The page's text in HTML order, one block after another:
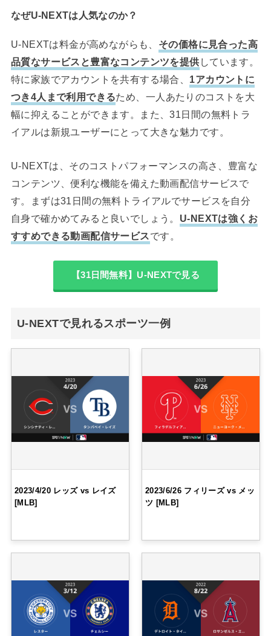
なぜU-NEXTは人気なのか？
U-NEXTは料金が高めながらも、 その価格に見合った高
品質なサービスと豊富なコンテンツを提供 しています。
特に家族でアカウントを共有する場合、 1アカウントに
つき4人まで利用できるため、一人あたりのコストを大
幅に抑えることができます。また、31日間の無料トラ
イアルは新規ユーザーにとって大きな魅力です。
U-NEXTは、そのコストパフォーマンスの高さ、豊富な
コンテンツ、便利な機能を備えた動画配信サービスで
す。まずは31日間の無料トライアルでサービスを自分
自身で確かめてみると良いでしょう。 U-NEXTは強くお
すすめできる動画配信サービスです。
【31日間無料】U-NEXTで見る
U-NEXTで見れるスポーツ一例
2023/4/20 レッズ vs レイズ
[MLB]
2023/6/26 フィリーズ vs メッ
ツ [MLB]